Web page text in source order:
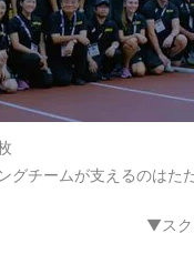
グチームが支えるのはた
▼スク